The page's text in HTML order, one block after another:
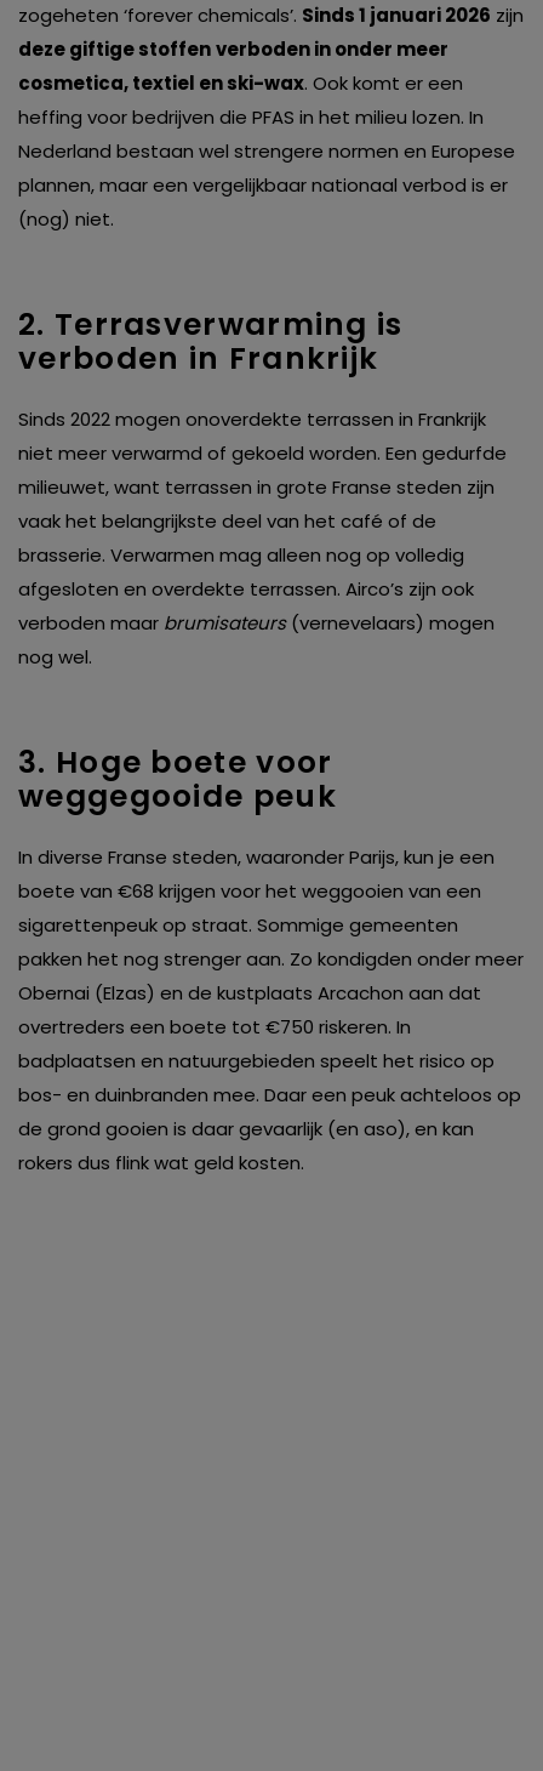
zogeheten ‘forever chemicals’. Sinds 1 januari 2026 zijn
deze giftige stoffenverboden in onder meer
cosmetica, textiel en ski-wax. Ook komt er een
heffing voor bedrijven die PFAS in het milieu lozen. In
Nederland bestaan wel strengere normen en Europese
plannen, maar een vergelijkbaar nationaal verbod is er
(nog) niet.
2. Terrasverwarming is
verboden in Frankrijk
Sinds 2022 mogen onoverdekte terrassen in Frankrijk
niet meer verwarmd of gekoeld worden. Een gedurfde
milieuwet, want terrassen in grote Franse steden zijn
vaak het belangrijkste deel van het café of de
brasserie. Verwarmen mag alleen nog op volledig
afgesloten en overdekte terrassen. Airco’s zijn ook
verboden maar brumisateurs(vernevelaars) mogen
nog wel.
3. Hoge boete voor
weggegooide peuk
In diverse Franse steden, waaronder Parijs, kun je een
boete van €68 krijgen voor het weggooien van een
sigarettenpeuk op straat. Sommige gemeenten
pakken het nog strenger aan. Zo kondigden onder meer
Obernai (Elzas) en de kustplaats Arcachon aan dat
overtreders een boete tot €750 riskeren. In
badplaatsen en natuurgebieden speelt het risico op
bos- en duinbranden mee. Daar een peuk achteloos op
de grond gooien is daar gevaarlijk (en aso), en kan
rokers dus flink wat geld kosten.